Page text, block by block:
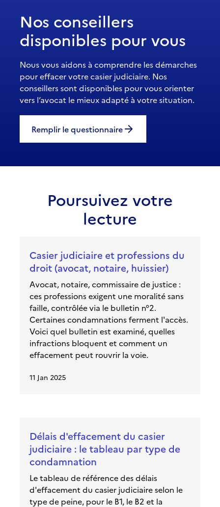
Nos conseillers
disponibles pour vous
Nous vous aidons à comprendre les démarches
pour effacer votre casier judiciaire. Nos
conseillers sont disponibles pour vous orienter
vers l’avocat le mieux adapté à votre situation.
Remplir le questionnaire
Poursuivez votre
lecture
Casier judiciaire et professions du
droit (avocat, notaire, huissier)
Avocat, notaire, commissaire de justice :
ces professions exigent une moralité sans
faille, contrôlée via le bulletin n°2.
Certaines condamnations ferment l'accès.
Voici quel bulletin est examiné, quelles
infractions bloquent et comment un
effacement peut rouvrir la voie.
11 Jan 2025
Délais d'effacement du casier
judiciaire : le tableau par type de
condamnation
Le tableau de référence des délais
d'effacement du casier judiciaire selon le
type de peine, pour le B1, le B2 et la